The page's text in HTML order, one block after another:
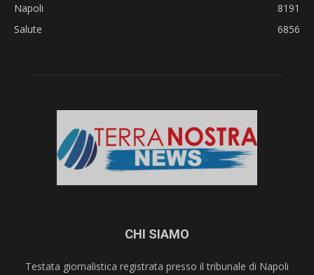
Napoli
8191
Salute
6856
CHI SIAMO
Testata giornalistica registrata presso il tribunale di Napoli